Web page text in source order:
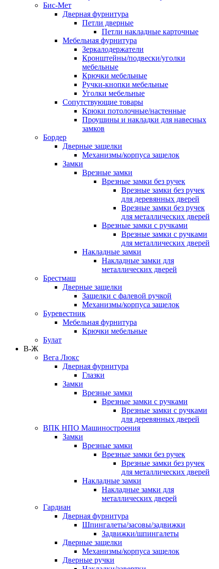
Бис-Мет
Дверная фурнитура
Петли дверные
Петли накладные карточные
Мебельная фурнитура
Зеркалодержатели
Кронштейны/подвески/уголки
мебельные
Крючки мебельные
Ручки-кнопки мебельные
Уголки мебельные
Сопутствующие товары
Крюки потолочные/настенные
Проушины и накладки для навесных
замков
Бордер
Дверные защелки
Механизмы/корпуса защелок
Замки
Врезные замки
Врезные замки без ручек
Врезные замки без ручек
для деревянных дверей
Врезные замки без ручек
для металлических дверей
Врезные замки с ручками
Врезные замки с ручками
для металлических дверей
Накладные замки
Накладные замки для
металлических дверей
Брестмаш
Дверные защелки
Защелки с фалевой ручкой
Механизмы/корпуса защелок
Буревестник
Мебельная фурнитура
Крючки мебельные
Булат
В-Ж
Вега Люкс
Дверная фурнитура
Глазки
Замки
Врезные замки
Врезные замки с ручками
Врезные замки с ручками
для деревянных дверей
ВПК НПО Машиностроения
Замки
Врезные замки
Врезные замки без ручек
Врезные замки без ручек
для металлических дверей
Накладные замки
Накладные замки для
металлических дверей
Гардиан
Дверная фурнитура
Шпингалеты/засовы/задвижки
Задвижки/шпингалеты
Дверные защелки
Механизмы/корпуса защелок
Дверные ручки